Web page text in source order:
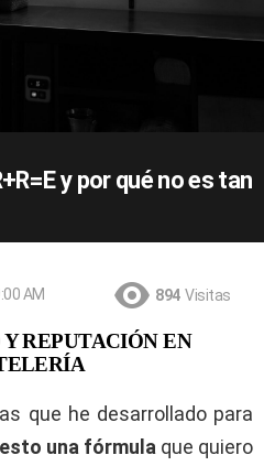
y por qué no es tan
AM 894 Visitas
REPUTACIÓN EN
que he desarrollado para
una fórmula que quiero